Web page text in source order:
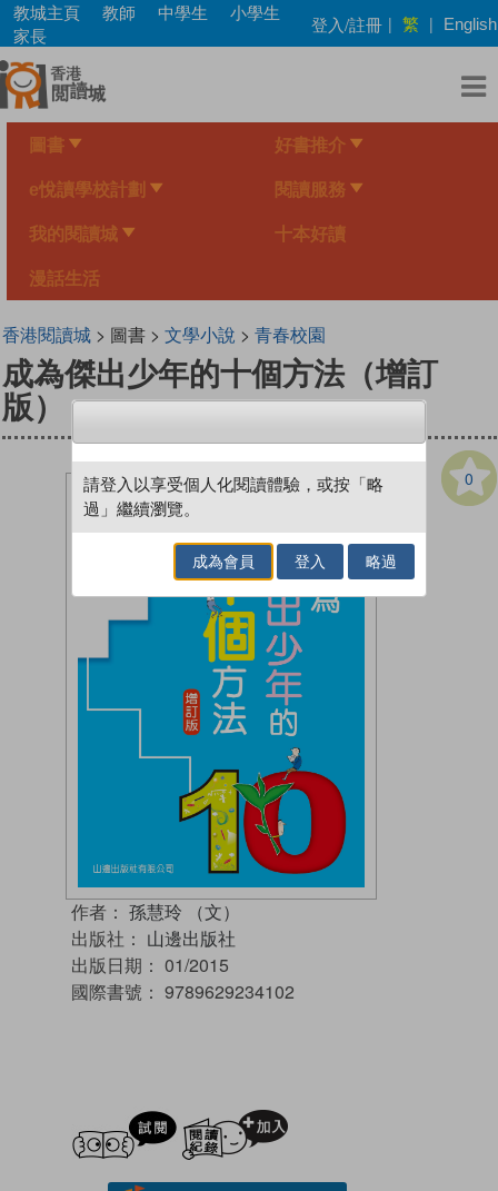
Skip
main
content
教城主頁 教師 中學生
小學生
家長
登入/註冊 | 繁 | English
圖書 好書推介
e悅讀學校計劃 閱讀服務
我的閱讀城 十本好讀
漫話生活
香港閱讀城> 圖書 > 文學小說 > 青春校園
成為傑出少年的十個方法（增訂
版）
0
作者： 孫慧玲 （文）
出版社： 山邊出版社
出版日期： 01/2015
國際書號： 9789629234102
試閲
請登入以享受個人化閱讀體驗，或按「略
過」繼續瀏覽。
成為會員 登入 略過